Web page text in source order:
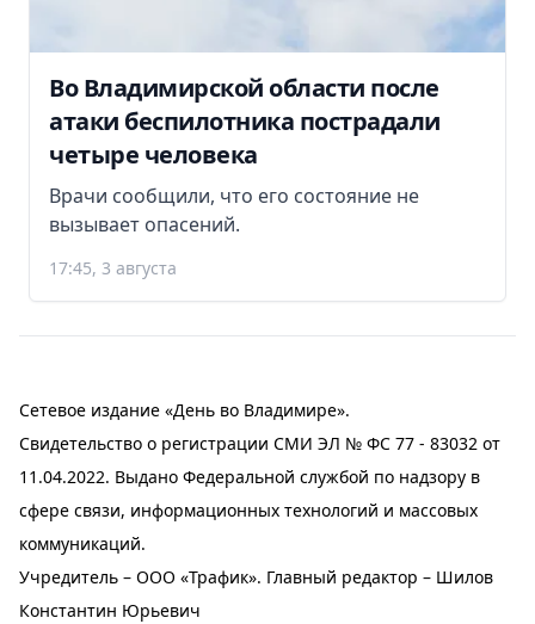
Во Владимирской области после
атаки беспилотника пострадали
четыре человека
Врачи сообщили, что его состояние не
вызывает опасений.
17:45, 3 августа
Сетевое издание «День во Владимире».
Свидетельство о регистрации СМИ ЭЛ № ФС 77 - 83032 от
11.04.2022. Выдано Федеральной службой по надзору в
сфере связи, информационных технологий и массовых
коммуникаций.
Учредитель – ООО «Трафик». Главный редактор – Шилов
Константин Юрьевич